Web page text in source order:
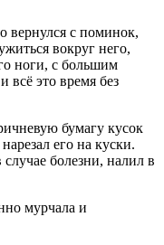
вернулся с поминок,
вокруг него,
ноги, с большим
всё это время без
бумагу кусок
его на куски.
болезни, налил в
мурчала и